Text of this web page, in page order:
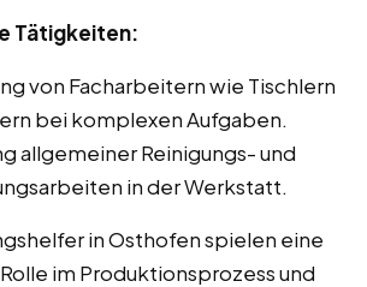
Tätigkeiten:
von Facharbeitern wie Tischlern
bei komplexen Aufgaben.
allgemeiner Reinigungs- und
in der Werkstatt.
in Osthofen spielen eine
im Produktionsprozess und